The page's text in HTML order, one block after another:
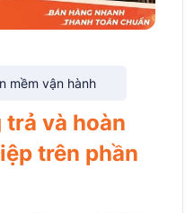
mềm vận hành
trả và hoàn
trên phần